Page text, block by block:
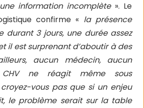
information incomplète ». Le
confirme « la présence
durant 3 jours, une durée assez
il est surprenant d’aboutir à des
aucun médecin, aucun
ne réagit même sous
croyez-vous pas que si un enjeu
le problème serait sur la table